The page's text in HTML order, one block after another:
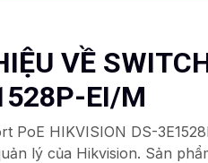
VỀ
EI/M
PoE HIKVISION DS-
lý của Hikvision. Sản